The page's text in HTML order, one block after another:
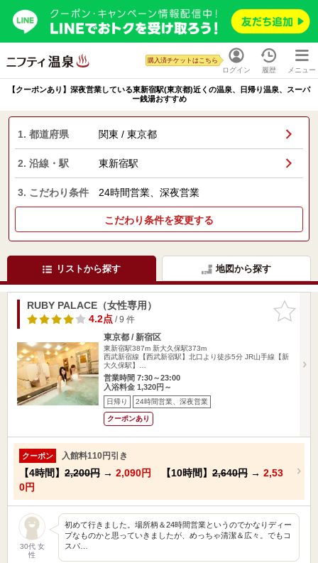
ログイン
購入済チケットはこちら
履歴 メニュー
【クーポンあり】深夜営業している東新宿駅(東京都)近くの温泉、日帰り温泉、スーパ
ー銭湯おすすめ
1. 都道府県 関東 / 東京都
2. 沿線・駅 東新宿駅
3. こだわり条件 24時間営業、深夜営業
こだわり条件を変更する
リストから探す 地図から探す
お気に入
りに追加
RUBY PALACE（女性専用）
4.2点/ 9 件
東京都 / 新宿区
東新宿駅387m 新大久保駅373m
西武新宿線【西武新宿駅】北口より徒歩5分 JR山手線【新
大久保駅】…
営業時間 7:30～23:00
入浴料金 1,320円～
日帰り 24時間営業、深夜営業
クーポンあり
クーポン 入館料110円引き
【4時間】 2,200円 → 2,090円 【10時間】 2,640円 → 2,53
0円
30代 女
性
初めて行きました。場所柄＆24時間営業というのでかなりディー
プなものかと思っていきましたが、めっちゃ清潔＆広々。でもコ
スパ…